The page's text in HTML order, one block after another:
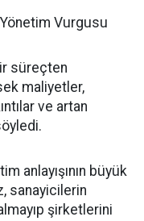
Vurgusu
süreçten
maliyetler,
ve artan
anlayışının büyük
sanayicilerin
şirketlerini